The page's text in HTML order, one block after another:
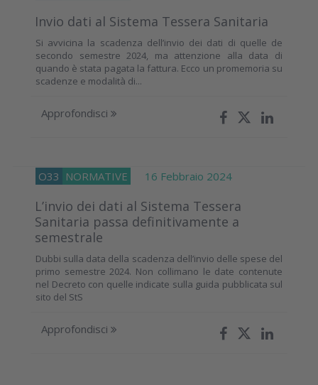
Invio dati al Sistema Tessera Sanitaria
Si avvicina la scadenza dell’invio dei dati di quelle de
secondo semestre 2024, ma attenzione alla data di
quando è stata pagata la fattura. Ecco un promemoria su
scadenze e modalità di...
Approfondisci
O33 NORMATIVE 16 Febbraio 2024
L’invio dei dati al Sistema Tessera
Sanitaria passa definitivamente a
semestrale
Dubbi sulla data della scadenza dell’invio delle spese del
primo semestre 2024. Non collimano le date contenute
nel Decreto con quelle indicate sulla guida pubblicata sul
sito del StS
Approfondisci